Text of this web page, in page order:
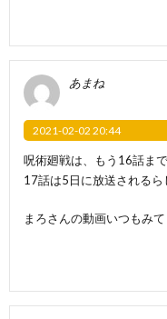
あまね
2021-02-02 20:44
呪術廻戦は、もう16話ま
17話は5日に放送されるら
まろさんの動画いつもみて